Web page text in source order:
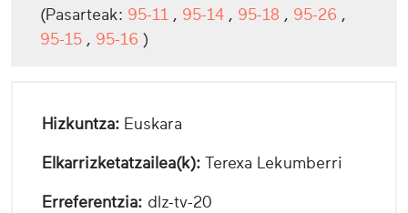
(Pasarteak: 95-11 , 95-14 , 95-18 , 95-26 ,
95-15 , 95-16 )
Hizkuntza: Euskara
Elkarrizketatzailea(k): Terexa Lekumberri
Erreferentzia: dlz-tv-20